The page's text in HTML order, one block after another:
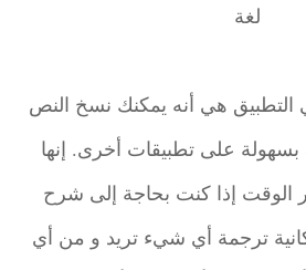
لغة
التطبيق هي أنه يمكنك نسخ النص
على تطبيقات أخرى. إنها
الوقت إذا كنت بحاجة إلى شرح
ترجمة أي شيء تريد و من أي